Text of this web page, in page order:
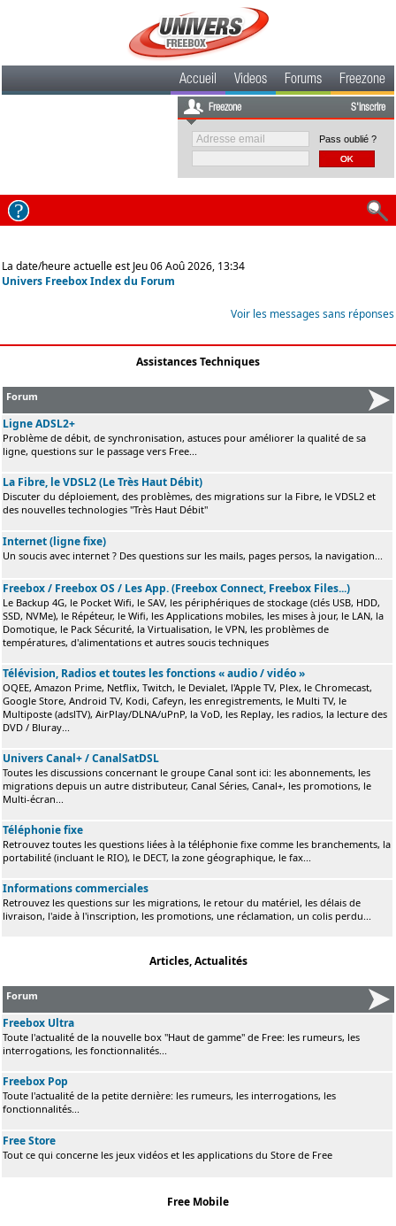
Accueil Videos Forums Freezone
Freezone S'inscrire
Pass oublié ?
La date/heure actuelle est Jeu 06 Aoû 2026, 13:34
Univers Freebox Index du Forum
Voir les messages sans réponses
Assistances Techniques
Forum
Ligne ADSL2+
Problème de débit, de synchronisation, astuces pour améliorer la qualité de sa
ligne, questions sur le passage vers Free...
La Fibre, le VDSL2 (Le Très Haut Débit)
Discuter du déploiement, des problèmes, des migrations sur la Fibre, le VDSL2 et
des nouvelles technologies "Très Haut Débit"
Internet (ligne fixe)
Un soucis avec internet ? Des questions sur les mails, pages persos, la navigation...
Freebox / Freebox OS / Les App. (Freebox Connect, Freebox Files...)
Le Backup 4G, le Pocket Wifi, le SAV, les périphériques de stockage (clés USB, HDD,
SSD, NVMe), le Répéteur, le Wifi, les Applications mobiles, les mises à jour, le LAN, la
Domotique, le Pack Sécurité, la Virtualisation, le VPN, les problèmes de
températures, d'alimentations et autres soucis techniques
Télévision, Radios et toutes les fonctions « audio / vidéo »
OQEE, Amazon Prime, Netflix, Twitch, le Devialet, l'Apple TV, Plex, le Chromecast,
Google Store, Android TV, Kodi, Cafeyn, les enregistrements, le Multi TV, le
Multiposte (adslTV), AirPlay/DLNA/uPnP, la VoD, les Replay, les radios, la lecture des
DVD / Bluray...
Univers Canal+ / CanalSatDSL
Toutes les discussions concernant le groupe Canal sont ici: les abonnements, les
migrations depuis un autre distributeur, Canal Séries, Canal+, les promotions, le
Multi-écran...
Téléphonie fixe
Retrouvez toutes les questions liées à la téléphonie fixe comme les branchements, la
portabilité (incluant le RIO), le DECT, la zone géographique, le fax...
Informations commerciales
Retrouvez les questions sur les migrations, le retour du matériel, les délais de
livraison, l'aide à l'inscription, les promotions, une réclamation, un colis perdu...
Articles, Actualités
Forum
Freebox Ultra
Toute l'actualité de la nouvelle box "Haut de gamme" de Free: les rumeurs, les
interrogations, les fonctionnalités...
Freebox Pop
Toute l'actualité de la petite dernière: les rumeurs, les interrogations, les
fonctionnalités...
Free Store
Tout ce qui concerne les jeux vidéos et les applications du Store de Free
Free Mobile